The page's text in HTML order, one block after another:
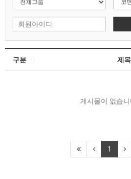
구분 제목
게시물이 없습니
1